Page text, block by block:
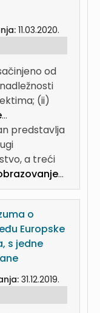
11.03.2020.
od
(ii)
...
predstavlja
a treći
...
o
Europske
s jedne
31.12.2019.